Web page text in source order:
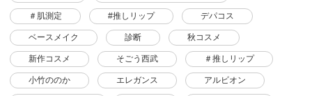
＃肌測定 #推しリップ デパコス
ベースメイク 診断 秋コスメ
新作コスメ そごう西武 ＃推しリップ
小竹ののか エレガンス アルビオン